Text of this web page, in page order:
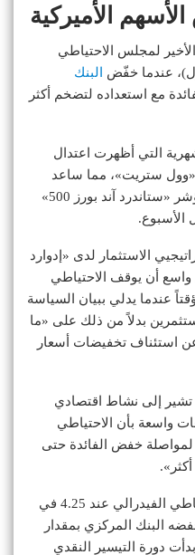
الأميركية
لمجلس الاحتياطي
عندما خفّض
البنك
مع استعداده لتضخم أكثر
التي أظهرت اعتدال
«وول ستريت»، مما ساعد
على انتعاش الأسهم مع وصول مؤشر «ستاندرد آند بورز 500»
الأسبوع.
الاستثمار لدى «إدوارد
واسع أن يوقف الاحتياطي
عندما يدلي ببيان السياسة
بدلاً من ذلك على «ما
استئناف تخفيضات أسعار
تشير إلى نشاط اقتصادي
واسعة بأن الاحتياطي
لمواصلة خفض الفائدة حتى
يقف سعر الفائدة القياسي للاحتياطي الفيدرالي عند 4.25 في
بعد أن خفضه البنك المركزي بمقدار
دورة التيسير النقدي